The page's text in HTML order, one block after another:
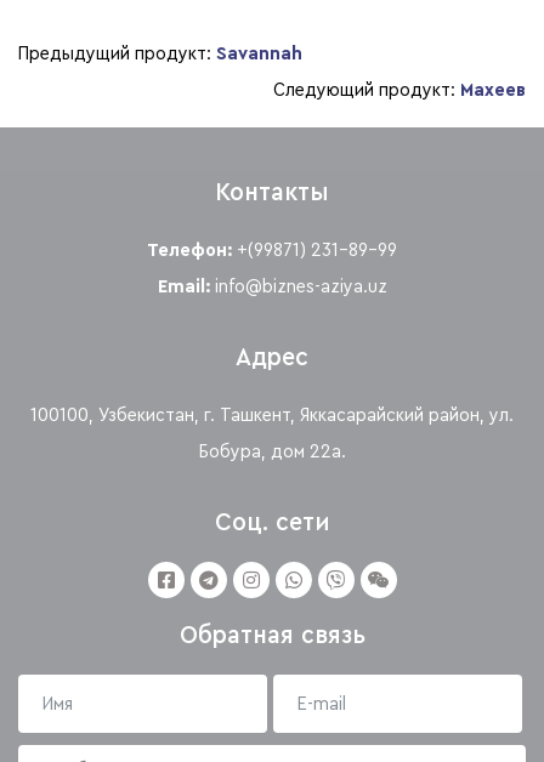
Предыдущий продукт: Savannah
Следующий продукт: Махеев
Контакты
Телефон: +(99871) 231-89-99
Email: info@biznes-aziya.uz
Адрес
100100, Узбекистан, г. Ташкент, Яккасарайский район, ул.
Бобура, дом 22а.
Соц. сети
Обратная связь